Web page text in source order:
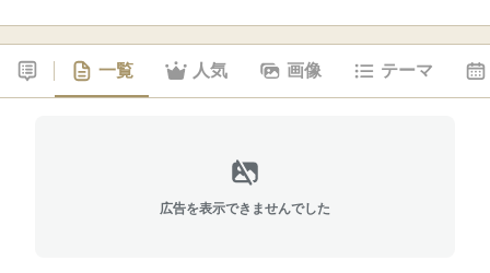
一覧 人気 画像 テーマ
広告を表示できませんでした